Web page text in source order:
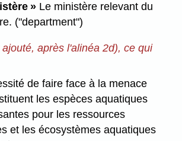
» Le ministère relevant du
("department")
ajouté, après l'alinéa 2d), ce qui
de faire face à la menace
les espèces aquatiques
pour les ressources
et les écosystèmes aquatiques